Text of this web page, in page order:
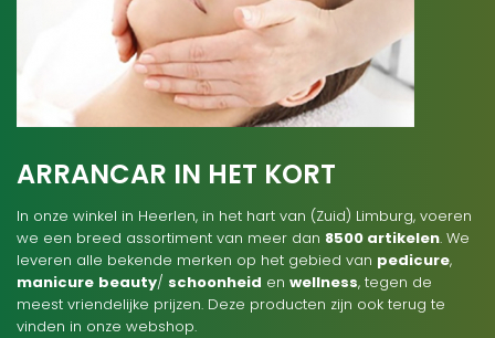
ARRANCAR IN HET KORT
In onze winkel in Heerlen, in het hart van (Zuid) Limburg, voeren
we een breed assortiment van meer dan 8500 artikelen. We
leveren alle bekende merken op het gebied van pedicure,
manicure beauty/ schoonheid en wellness, tegen de
meest vriendelijke prijzen. Deze producten zijn ook terug te
vinden in onze webshop.